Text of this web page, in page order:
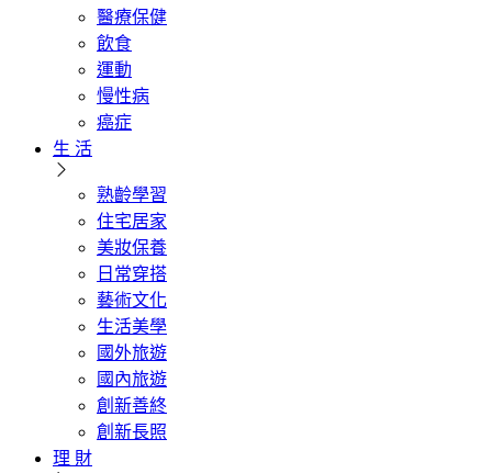
醫療保健
飲食
運動
慢性病
癌症
生 活
熟齡學習
住宅居家
美妝保養
日常穿搭
藝術文化
生活美學
國外旅遊
國內旅遊
創新善終
創新長照
理 財